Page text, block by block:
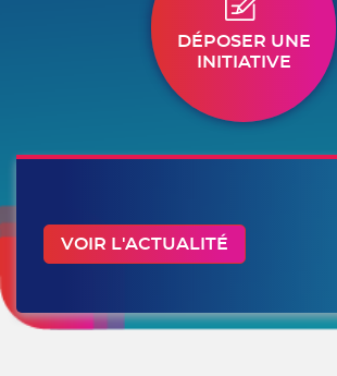
DÉPOSER UNE
INITIATIVE
VOIR L'ACTUALITÉ